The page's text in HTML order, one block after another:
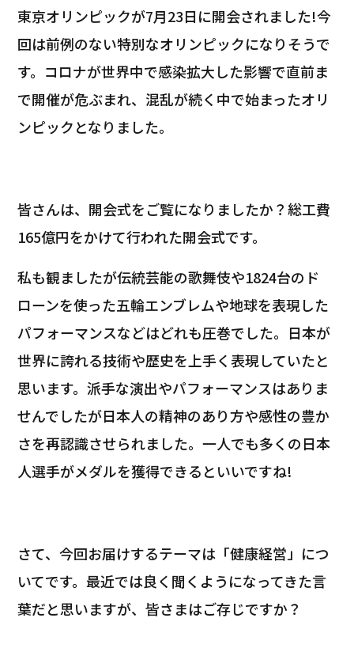
東京オリンピックが7月23日に開会されました!今
回は前例のない特別なオリンピックになりそうで
す。コロナが世界中で感染拡大した影響で直前ま
で開催が危ぶまれ、混乱が続く中で始まったオリ
ンピックとなりました。
皆さんは、開会式をご覧になりましたか？総工費
165億円をかけて行われた開会式です。
私も観ましたが伝統芸能の歌舞伎や1824台の ド
ローンを使った五輪エンブレムや地球を表現した
パフォーマンスなどはどれも圧巻でした。日本が
世界に誇れる技術や歴史を上手く表現していたと
思います。派手な演出やパフォーマンスはありま
せんでしたが日本人の精神のあり方や感性の豊か
さを再認識させられました。一人でも多くの日本
人選手がメダルを獲得できるといいですね!
さて、今回お届けするテーマは「健康経営」につ
いてです。最近では良く聞くようになってきた言
葉だと思いますが、皆さまはご存じですか？